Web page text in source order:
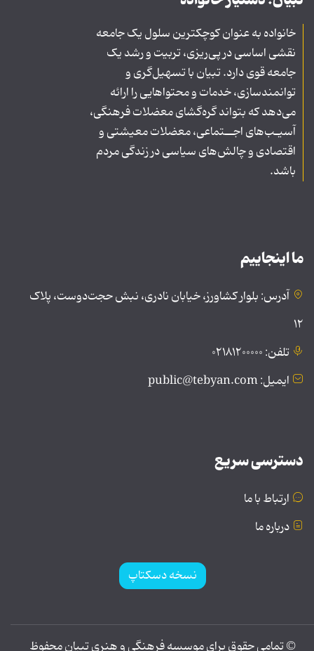
خانواده به عنوان کوچکترین سلول یک جامعه
نقشی اساسی در پی‌ریزی، تربیت و رشد یک
جامعه قوی دارد. تبیان با تسهیل‌گری و
توانمندسازی، خدمات و محتواهایی را ارائه
می‌دهد که بتواند گره‌گشای معضلات فرهنگی،
آسیـب‌های اجــتماعی، معضلات معیشتی و
اقتصادی و چالش‌های سیاسی در زندگی مردم
باشد.
ما اینجاییم
آدرس: بلوار کشاورز، خیابان نادری، نبش حجت‌دوست، پلاک
۱۲
تلفن: ۰۲۱۸۱۲۰۰۰۰۰
ایمیل: public@tebyan.com
دسترسی سریع
ارتباط با ما
درباره ما
نسخه دسکتاپ
© تمامی حقوق برای موسسه فرهنگی و هنری تبیان محفوظ